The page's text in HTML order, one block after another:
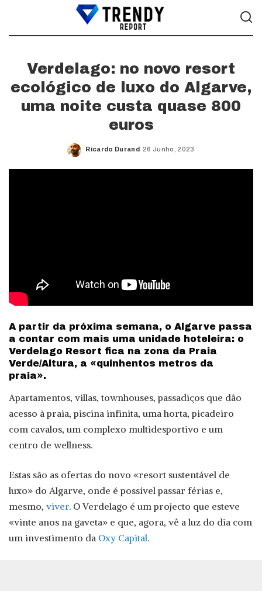
Verdelago: no novo resort
ecológico de luxo do Algarve,
uma noite custa quase 800
euros
Posted
Ricardo Durand 26 Junho, 2023
A partir da próxima semana, o Algarve passa
a contar com mais uma unidade hoteleira: o
Verdelago Resort fica na zona da Praia
Verde/Altura, a «quinhentos metros da
praia».
Apartamentos, villas, townhouses, passadiços que dão
acesso à praia, piscina infinita, uma horta, picadeiro
com cavalos, um complexo multidesportivo e um
centro de wellness.
Estas são as ofertas do novo «resort sustentável de
luxo» do Algarve, onde é possível passar férias e,
mesmo, viver. O Verdelago é um projecto que esteve
«vinte anos na gaveta» e que, agora, vê a luz do dia com
um investimento da Oxy Capital.